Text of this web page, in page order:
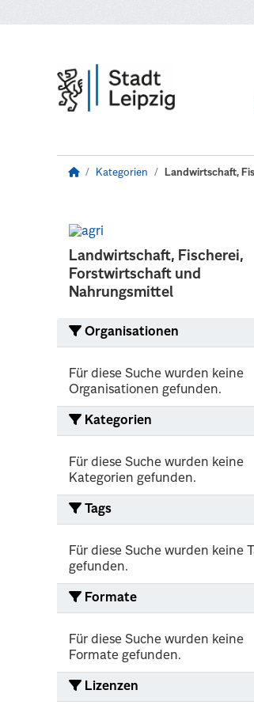
Kategorien Landwirtschaft,
Landwirtschaft, Fischerei,
Forstwirtschaft und
Nahrungsmittel
Organisationen
Für diese Suche wurden keine
Organisationen gefunden.
Kategorien
Für diese Suche wurden keine
Kategorien gefunden.
Tags
Für diese Suche wurden keine
gefunden.
Formate
Für diese Suche wurden keine
Formate gefunden.
Lizenzen